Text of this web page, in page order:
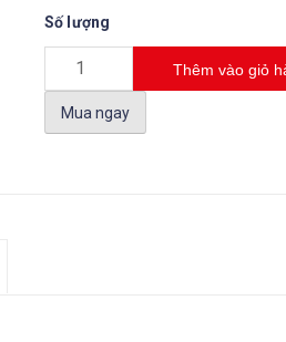
Số lượng
Thêm vào giỏ
Mua ngay